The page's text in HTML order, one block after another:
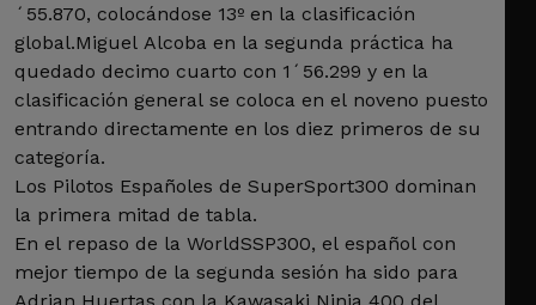
´55.870, colocándose 13º en la clasificación
global.Miguel Alcoba en la segunda práctica ha
quedado decimo cuarto con 1´56.299 y en la
clasificación general se coloca en el noveno puesto
entrando directamente en los diez primeros de su
categoría.
Los Pilotos Españoles de SuperSport300 dominan
la primera mitad de tabla.
En el repaso de la WorldSSP300, el español con
mejor tiempo de la segunda sesión ha sido para